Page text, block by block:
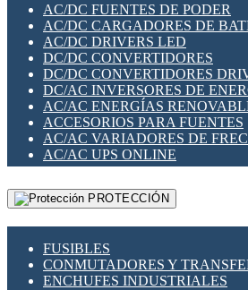
SWITCH Y MICROSWITCH
TARJETAS PI
UNIÓN Y DERIVACIÓN DE
PLACAS MODULARES IOT
SWITCHES Y REDES WIFI
SOLUCIONES IOT
SOLUCIONES LORAWAN
SOLUCIONES RED CELULAR
SEGURIDAD PARA REDES
SWITCHES LAN
TELEFONÍA IP (VOIP)
VIGILANCIA IP (CCTV)
MESHTASTIC
AC/DC FUENTES DE PODER
AC/DC CARGADORES DE
AC/DC DRIVERS LED
DC/DC CONVERTIDORES
DC/DC CONVERTIDORES
DC/AC INVERSORES DE
AC/AC ENERGÍAS
ACCESORIOS PARA FUENTES
AC/AC VARIADORES DE
AC/AC UPS ONLINE
PROTECCIÓN
FUSIBLES
CONMUTADORES Y
ENCHUFES INDUSTRIALES